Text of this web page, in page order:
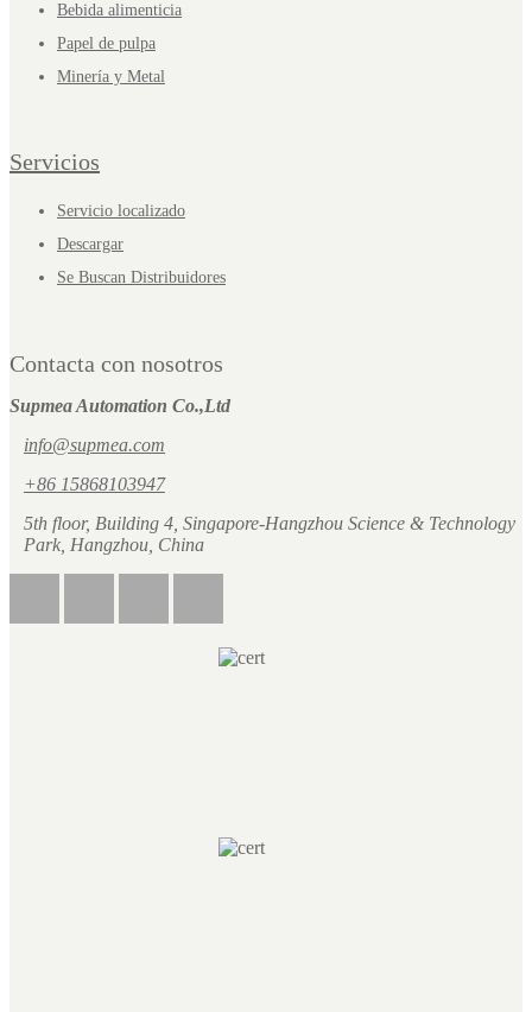
Bebida alimenticia
Papel de pulpa
Minería y Metal
Servicios
Servicio localizado
Descargar
Se Buscan Distribuidores
Contacta con nosotros
Supmea Automation Co.,Ltd
info@supmea.com
+86 15868103947
5th floor, Building 4, Singapore-Hangzhou Science & Technology
Park, Hangzhou, China